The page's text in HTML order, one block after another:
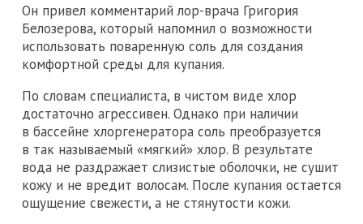
Он привел комментарий лор-врача Григория
Белозерова, который напомнил о возможности
использовать поваренную соль для создания
комфортной среды для купания.
По словам специалиста, в чистом виде хлор
достаточно агрессивен. Однако при наличии
в бассейне хлоргенератора соль преобразуется
в так называемый «мягкий» хлор. В результате
вода не раздражает слизистые оболочки, не сушит
кожу и не вредит волосам. После купания остается
ощущение свежести, а не стянутости кожи.